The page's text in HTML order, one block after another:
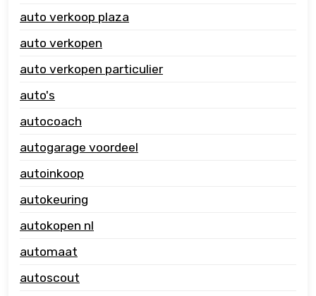
auto verkoop plaza
auto verkopen
auto verkopen particulier
auto's
autocoach
autogarage voordeel
autoinkoop
autokeuring
autokopen nl
automaat
autoscout